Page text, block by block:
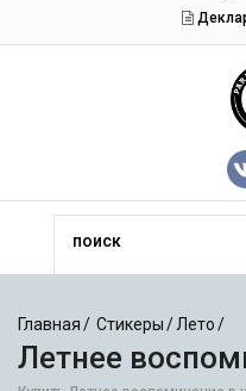
Главная Стикеры Лето
Летнее